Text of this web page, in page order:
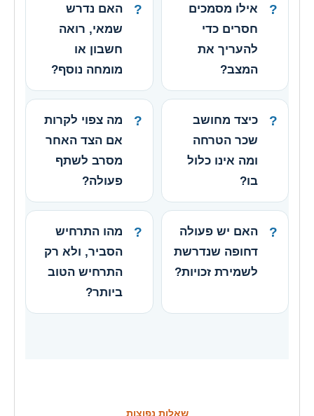
אילו מסמכים
חסרים כדי
להעריך את
המצב?
האם נדרש
שמאי, רואה
חשבון או
מומחה נוסף?
כיצד מחושב
שכר הטרחה
ומה אינו כלול
בו?
מה צפוי לקרות
אם הצד האחר
מסרב לשתף
פעולה?
האם יש פעולה
דחופה שנדרשת
לשמירת זכויות?
מהו התרחיש
הסביר, ולא רק
התרחיש הטוב
ביותר?
שאלות נפוצות